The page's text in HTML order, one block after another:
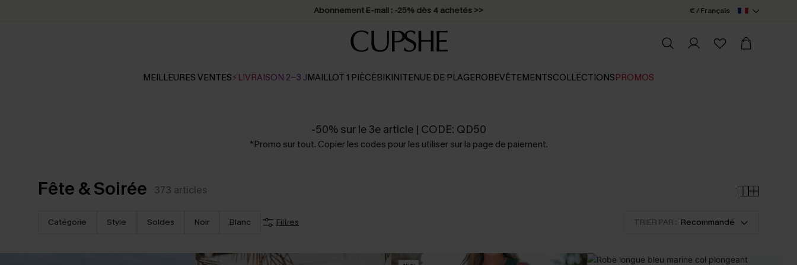
Abonnement E-mail : -25% dès 4 achetés >> € / Français
MEILLEURES VENTES⚡LIVRAISON 2-3 JMAILLOT 1 PIÈCEBIKINITENUE DE PLAGEROBEVÊTEMENTSCOLLECTIONSPROMOS
-50% sur le 3e article | CODE: QD50
*Promo sur tout. Copier les codes pour les utiliser sur la page de paiement.
Fête & Soirée 373 articles
Catégorie Style Soldes Noir Blanc Filtres TRIER PAR : Recommandé